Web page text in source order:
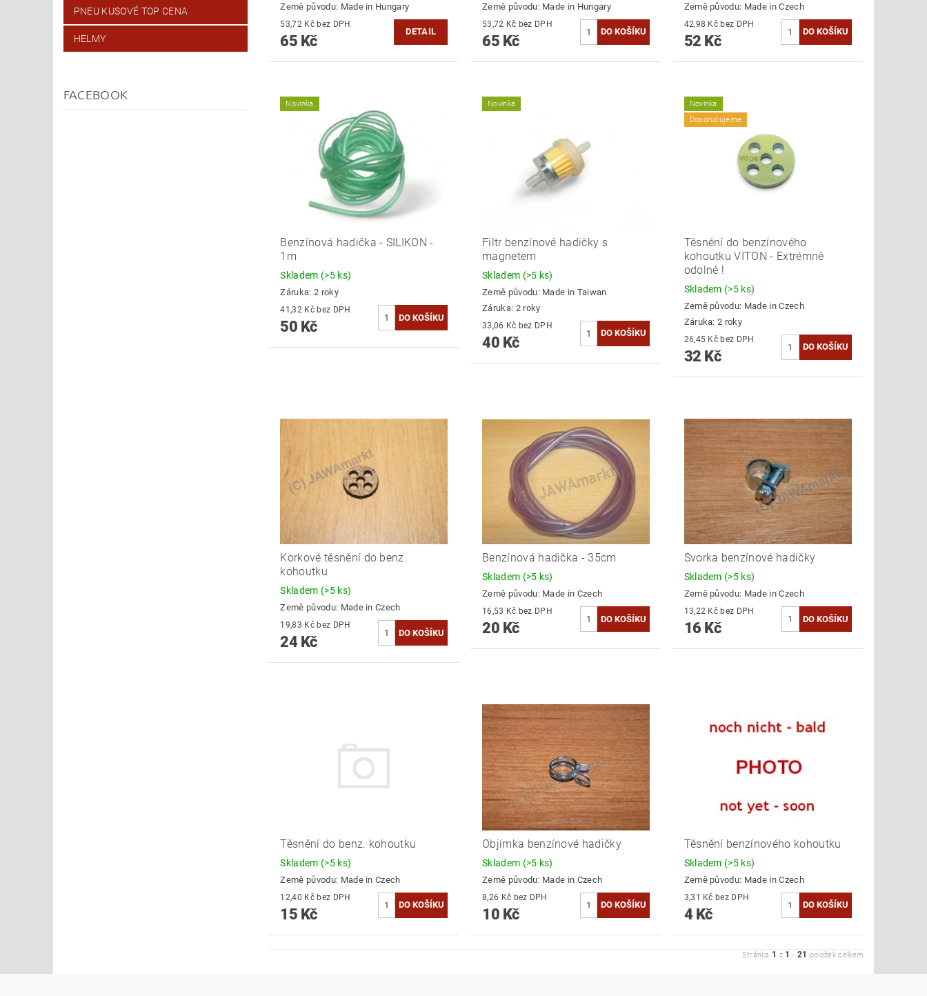
PNEU KUSOVÉ TOP CENA
HELMY
FACEBOOK
Země původu: Made in Hungary
53,72 Kč bez DPH
65 Kč
DETAIL
Země původu: Made in Hungary
53,72 Kč bez DPH
65 Kč
Země původu: Made in Czech
42,98 Kč bez DPH
52 Kč
Novinka
Benzínová hadička - SILIKON -
1m
Skladem (>5 ks)
Záruka: 2 roky
41,32 Kč bez DPH
50 Kč
Novinka
Filtr benzínové hadičky s
magnetem
Skladem (>5 ks)
Země původu: Made in Taiwan
Záruka: 2 roky
33,06 Kč bez DPH
40 Kč
Novinka
Doporučujeme
Těsnění do benzínového
kohoutku VITON - Extrémně
odolné !
Skladem (>5 ks)
Země původu: Made in Czech
Záruka: 2 roky
26,45 Kč bez DPH
32 Kč
Korkové těsnění do benz.
kohoutku
Skladem (>5 ks)
Země původu: Made in Czech
19,83 Kč bez DPH
24 Kč
Benzínová hadička - 35cm
Skladem (>5 ks)
Země původu: Made in Czech
16,53 Kč bez DPH
20 Kč
Svorka benzínové hadičky
Skladem (>5 ks)
Země původu: Made in Czech
13,22 Kč bez DPH
16 Kč
Těsnění do benz. kohoutku
Skladem (>5 ks)
Země původu: Made in Czech
12,40 Kč bez DPH
15 Kč
Objímka benzínové hadičky
Skladem (>5 ks)
Země původu: Made in Czech
8,26 Kč bez DPH
10 Kč
Těsnění benzínového kohoutku
Skladem (>5 ks)
Země původu: Made in Czech
3,31 Kč bez DPH
4 Kč
Stránka 1 z 1 - 21 položek celkem